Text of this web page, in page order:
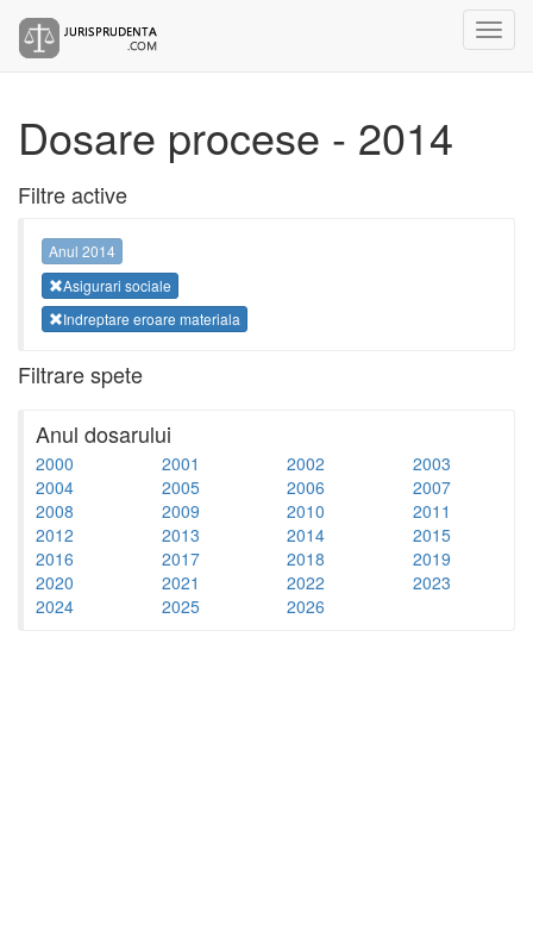
Dosare procese - 2014
Filtre active
Anul 2014
Asigurari sociale
Indreptare eroare materiala
Filtrare spete
Anul dosarului
2000 2001 2002
2003
2004
2005 2006
2007
2008
2009 2010
2011
2012
2013 2014
2015
2016
2017 2018
2019
2020
2021 2022
2023
2024
2025 2026